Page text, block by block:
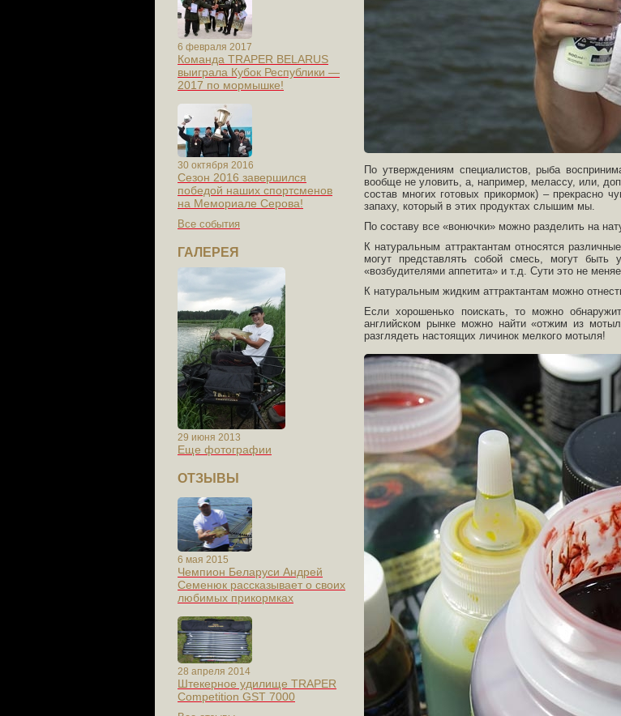
6 февраля 2017
Команда TRAPER BELARUS
выиграла Кубок Республики —
2017 по мормышке!
30 октября 2016
Сезон 2016 завершился
победой наших спортсменов
на Мемориале Серова!
Все события
ГАЛЕРЕЯ
29 июня 2013
Еще фотографии
ОТЗЫВЫ
6 мая 2015
Чемпион Беларуси Андрей
Семенюк рассказывает о своих
любимых прикормках
28 апреля 2014
Штекерное удилище TRAPER
Competition GST 7000
По утверждениям специалистов, рыба
вообще не уловить, а, например, мелассу, или,
состав многих готовых прикормок) – прекрасно
запаху, который в этих продуктах слышим мы.
По составу все «вонючки» можно разделить на
К натуральным аттрактантам относятся
могут представлять собой смесь, могут быть
«возбудителями аппетита» и т.д. Сути это не
К натуральным жидким аттрактантам можно
Если хорошенько поискать, то можно
английском рынке можно найти «отжим из
разглядеть настоящих личинок мелкого мотыля!